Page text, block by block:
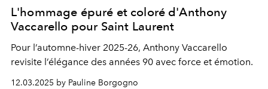
L'hommage épuré et coloré d'Anthony
Vaccarello pour Saint Laurent
Pour l’automne-hiver 2025-26, Anthony Vaccarello
revisite l’élégance des années 90 avec force et émotion.
12.03.2025 by Pauline Borgogno